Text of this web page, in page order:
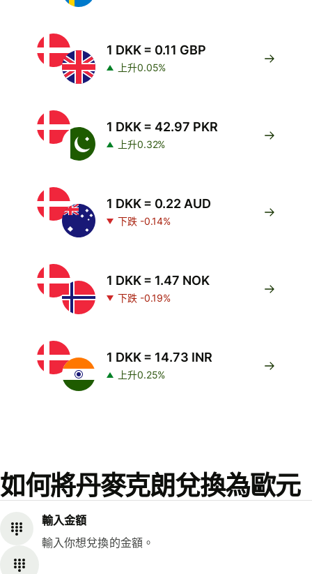
1 DKK = 0.11 GBP
上升0.05%
1 DKK = 42.97 PKR
上升0.32%
1 DKK = 0.22 AUD
下跌 -0.14%
1 DKK = 1.47 NOK
下跌 -0.19%
1 DKK = 14.73 INR
上升0.25%
如何將丹麥克朗兌換為歐元
輸入金額
輸入你想兌換的金額。